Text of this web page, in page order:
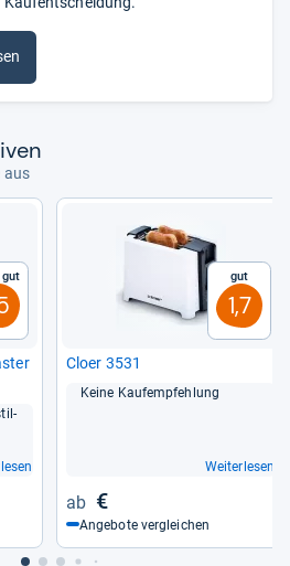
aus
gut Gut
1,7
Cloer 3531
Keine Kauf­emp­feh­lung
Weiterlesen
€
Angebote vergleichen